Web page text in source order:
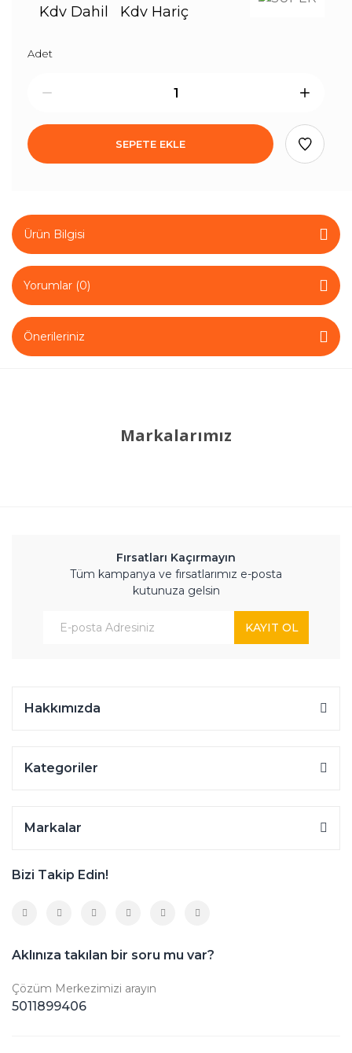
Kdv Dahil
Kdv Hariç
Adet
SEPETE EKLE
Ürün Bilgisi
Yorumlar (0)
Önerileriniz
Markalarımız
Fırsatları Kaçırmayın
Tüm kampanya ve fırsatlarımız e-posta
kutunuza gelsin
KAYIT OL
Hakkımızda
Kategoriler
Markalar
Bizi Takip Edin!
Aklınıza takılan bir soru mu var?
Çözüm Merkezimizi arayın
5011899406